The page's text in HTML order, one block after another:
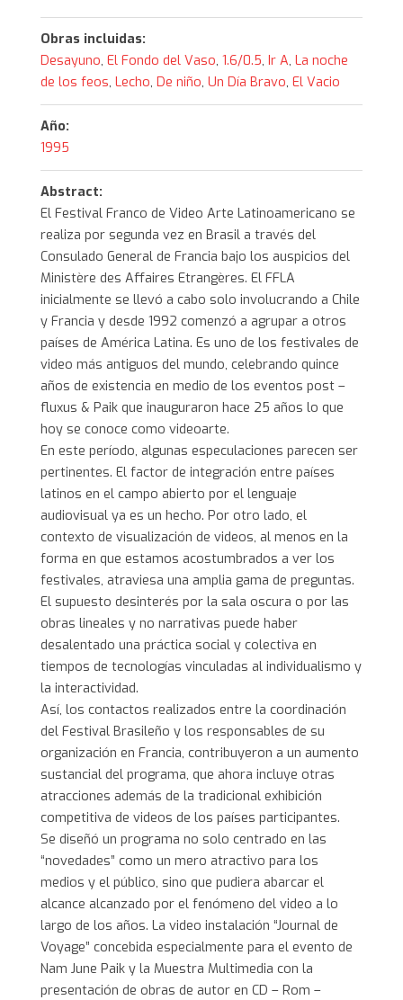
Obras incluidas:
Desayuno, El Fondo del Vaso, 1.6/0.5, Ir A, La noche
de los feos, Lecho, De niño, Un Día Bravo, El Vacio
Año:
1995
Abstract:
El Festival Franco de Video Arte Latinoamericano se
realiza por segunda vez en Brasil a través del
Consulado General de Francia bajo los auspicios del
Ministère des Affaires Etrangères. El FFLA
inicialmente se llevó a cabo solo involucrando a Chile
y Francia y desde 1992 comenzó a agrupar a otros
países de América Latina. Es uno de los festivales de
video más antiguos del mundo, celebrando quince
años de existencia en medio de los eventos post –
fluxus & Paik que inauguraron hace 25 años lo que
hoy se conoce como videoarte.
En este período, algunas especulaciones parecen ser
pertinentes. El factor de integración entre países
latinos en el campo abierto por el lenguaje
audiovisual ya es un hecho. Por otro lado, el
contexto de visualización de videos, al menos en la
forma en que estamos acostumbrados a ver los
festivales, atraviesa una amplia gama de preguntas.
El supuesto desinterés por la sala oscura o por las
obras lineales y no narrativas puede haber
desalentado una práctica social y colectiva en
tiempos de tecnologías vinculadas al individualismo y
la interactividad.
Así, los contactos realizados entre la coordinación
del Festival Brasileño y los responsables de su
organización en Francia, contribuyeron a un aumento
sustancial del programa, que ahora incluye otras
atracciones además de la tradicional exhibición
competitiva de videos de los países participantes.
Se diseñó un programa no solo centrado en las
“novedades” como un mero atractivo para los
medios y el público, sino que pudiera abarcar el
alcance alcanzado por el fenómeno del video a lo
largo de los años. La video instalación “Journal de
Voyage” concebida especialmente para el evento de
Nam June Paik y la Muestra Multimedia con la
presentación de obras de autor en CD – Rom –